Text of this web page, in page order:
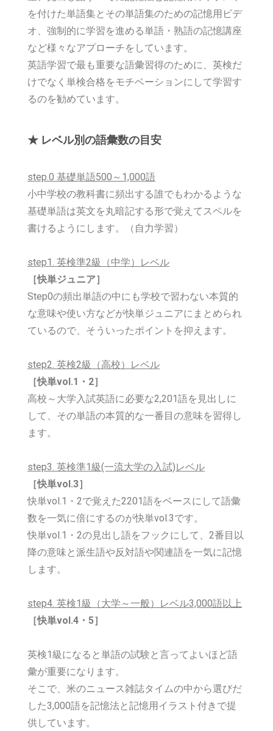
を付けた単語集とその単語集のための記憶用ビデ
オ、強制的に学習を進める単語・熟語の記憶講座
など様々なアプローチをしています。
英語学習で最も重要な語彙習得のために、英検だ
けでなく単検合格をモチベーションにして学習す
るのを勧めています。
★ レベル別の語彙数の目安
step.0 基礎単語500～1,000語
小中学校の教科書に頻出する誰でもわかるような
基礎単語は英文を丸暗記する形で覚えてスペルを
書けるようにします。（自力学習）
step1. 英検準2級（中学）レベル
［快単ジュニア］
Step0の頻出単語の中にも学校で習わない本質的
な意味や使い方などが快単ジュニアにまとめられ
ているので、そういったポイントを抑えます。
step2. 英検2級（高校）レベル
［快単vol.1・2］
高校～大学入試英語に必要な2,201語を見出しに
して、その単語の本質的な一番目の意味を習得し
ます。
step3. 英検準1級(一流大学の入試)レベル
［快単vol.3］
快単vol.1・2で覚えた2201語をベースにして語彙
数を一気に倍にするのが快単vol.3です。
快単vol.1・2の見出し語をフックにして、2番目以
降の意味と派生語や反対語や関連語を一気に記憶
します。
step4. 英検1級（大学～一般）レベル3,000語以上
［快単vol.4・5］
英検1級になると単語の試験と言ってよいほど語
彙が重要になります。
そこで、米のニュース雑誌タイムの中から選びだ
した3,000語を記憶法と記憶用イラスト付きで提
供しています。